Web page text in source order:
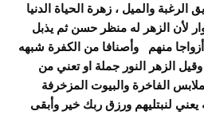
والميل ، زهرة الحياة الدنيا
لأن الزهر له منظر حسن ثم يذبل
أزواجا منهم وأصنافا من الكفرة شبهه
الزهر النور جملة او تعني من
الفاخرة والبيوت المزخرفة
يعني لنبتليهم ورزق ربك خير وأبقى